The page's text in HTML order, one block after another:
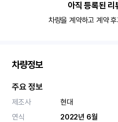
아직 등록된 리
차량을 계약하고 계약
차량정보
주요 정보
제조사
현대
연식
2022년 6월